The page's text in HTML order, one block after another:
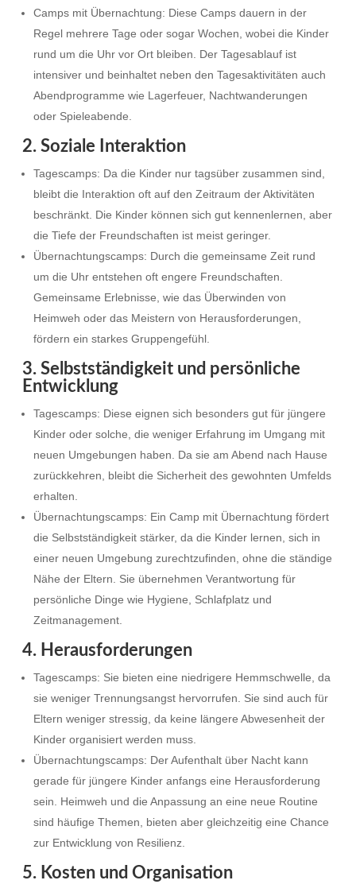
Camps mit Übernachtung: Diese Camps dauern in der
Regel mehrere Tage oder sogar Wochen, wobei die Kinder
rund um die Uhr vor Ort bleiben. Der Tagesablauf ist
intensiver und beinhaltet neben den Tagesaktivitäten auch
Abendprogramme wie Lagerfeuer, Nachtwanderungen
oder Spieleabende.
2. Soziale Interaktion
Tagescamps: Da die Kinder nur tagsüber zusammen sind,
bleibt die Interaktion oft auf den Zeitraum der Aktivitäten
beschränkt. Die Kinder können sich gut kennenlernen, aber
die Tiefe der Freundschaften ist meist geringer.
Übernachtungscamps: Durch die gemeinsame Zeit rund
um die Uhr entstehen oft engere Freundschaften.
Gemeinsame Erlebnisse, wie das Überwinden von
Heimweh oder das Meistern von Herausforderungen,
fördern ein starkes Gruppengefühl.
3. Selbstständigkeit und persönliche
Entwicklung
Tagescamps: Diese eignen sich besonders gut für jüngere
Kinder oder solche, die weniger Erfahrung im Umgang mit
neuen Umgebungen haben. Da sie am Abend nach Hause
zurückkehren, bleibt die Sicherheit des gewohnten Umfelds
erhalten.
Übernachtungscamps: Ein Camp mit Übernachtung fördert
die Selbstständigkeit stärker, da die Kinder lernen, sich in
einer neuen Umgebung zurechtzufinden, ohne die ständige
Nähe der Eltern. Sie übernehmen Verantwortung für
persönliche Dinge wie Hygiene, Schlafplatz und
Zeitmanagement.
4. Herausforderungen
Tagescamps: Sie bieten eine niedrigere Hemmschwelle, da
sie weniger Trennungsangst hervorrufen. Sie sind auch für
Eltern weniger stressig, da keine längere Abwesenheit der
Kinder organisiert werden muss.
Übernachtungscamps: Der Aufenthalt über Nacht kann
gerade für jüngere Kinder anfangs eine Herausforderung
sein. Heimweh und die Anpassung an eine neue Routine
sind häufige Themen, bieten aber gleichzeitig eine Chance
zur Entwicklung von Resilienz.
5. Kosten und Organisation